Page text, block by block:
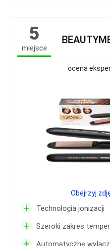
5
miejsce
ocena
+ Technologia jonizacji
+ Szeroki zakres
Automatyczne
Obejrzyj